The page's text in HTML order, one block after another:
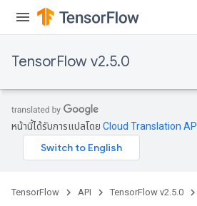
TensorFlow v2.5.0
หน้านี้ได้รับการแปลโดย Cloud Translation API
TensorFlow API TensorFlow v2.5.0